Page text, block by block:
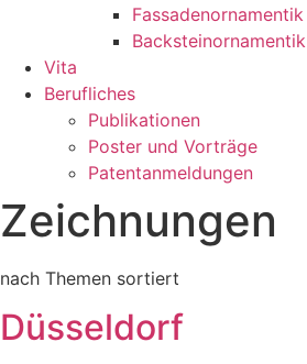
Fassadenornamentik
Backsteinornamentik
Vita
Berufliches
Publikationen
Poster und Vorträge
Patentanmeldungen
Zeichnungen
nach Themen sortiert
Düsseldorf